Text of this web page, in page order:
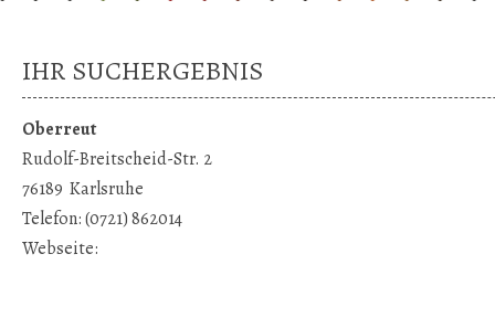
IHR SUCHERGEBNIS
Oberreut
Rudolf-Breitscheid-Str. 2
76189 Karlsruhe
Telefon:(0721) 862014
Webseite: